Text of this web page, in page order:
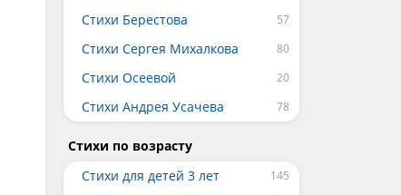
Стихи Берестова
Стихи Сергея Михалкова
Стихи Осеевой
Стихи Андрея Усачева
Стихи по возрасту
Стихи для детей 3 лет